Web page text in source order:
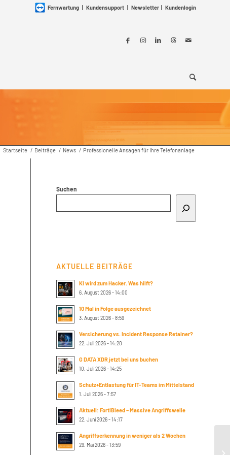
Fernwartung | Kundensupport | Newsletter | Kundenlogin
Startseite / Beiträge / News / Professionelle Ansagen für Ihre Telefonanlage
Suchen
AKTUELLE BEITRÄGE
KI wird zum Hacker. Was hilft?
6. August 2026 - 14:00
10 Mal in Folge ausgezeichnet
3. August 2026 - 8:59
Versicherung vs. Incident Response Retainer?
22. Juli 2026 - 14:20
G DATA XDR jetzt bei uns buchen
10. Juli 2026 - 14:25
Schutz+Entlastung für IT-Teams im Mittelstand
1. Juli 2026 - 7:57
Aktuell: FortiBleed – Massive Angriffswelle
22. Juni 2026 - 14:17
Angriffserkennung in weniger als 2 Wochen
29. Mai 2026 - 13:59